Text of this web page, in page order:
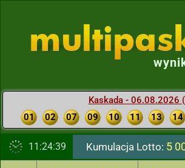
Kaskada - 06.08.2026
01
02 07 09 10 11 13 14
11:24:39 Kumulacja Lotto: 5